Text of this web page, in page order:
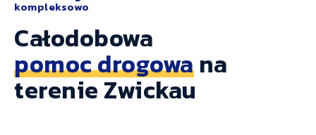
kompleksowo
Całodobowa
pomoc drogowana
terenie Zwickau